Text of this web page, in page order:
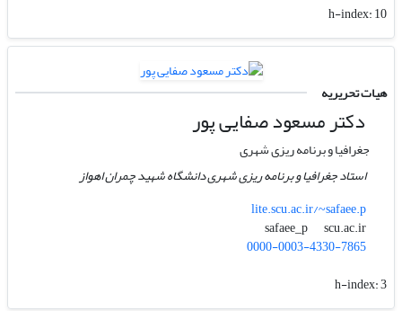
h-index:10
هیات تحریریه
دکتر مسعود صفایی پور
جغرافیا و برنامه ریزی شهری
استاد جغرافیا و برنامه ریزی شهری دانشگاه شهید چمران اهواز
lite.scu.ac.ir/~safaee.p
safaee_p
scu.ac.ir
0000-0003-4330-7865
h-index:3